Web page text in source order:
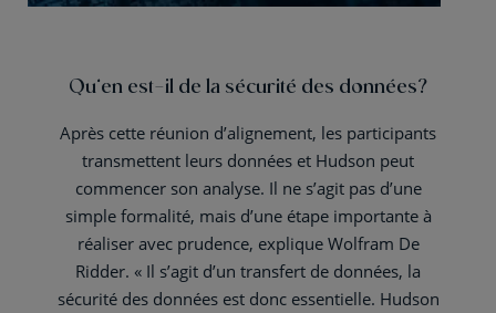
Qu’en est-il de la sécurité des données?
Après cette réunion d’alignement, les participants
transmettent leurs données et Hudson peut
commencer son analyse. Il ne s’agit pas d’une
simple formalité, mais d’une étape importante à
réaliser avec prudence, explique Wolfram De
Ridder. « Il s’agit d’un transfert de données, la
sécurité des données est donc essentielle. Hudson